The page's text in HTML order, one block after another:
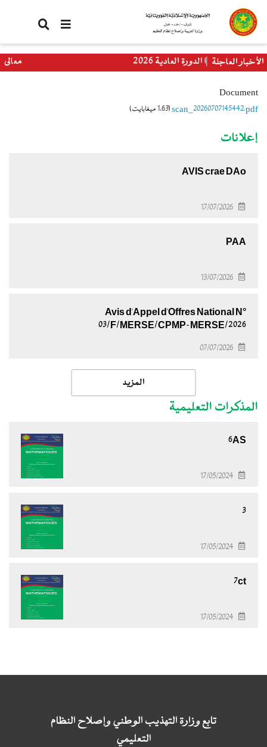
تجاوز
إلى
المحتوى
الرئيسي
الأخبار العاجلةالدورة العادية 2026
معالي وزيرة
إعلانات
AVIS crae DAo
17/07/2026
PAA
13/07/2026
Avis d'Appel d'Offres National N°
03/F/MERSE/CPMP-MERSE/2026
07/07/2026
المزيد
المذكرات التعليمية
6AS
17/05/2024
3
17/05/2024
7ct
17/05/2024
Document
scan_20260707145442.pdf(1.63 ميغابايت)
تابع وزارة التهذيب الوطني وإصلاح النظام
التعليمي